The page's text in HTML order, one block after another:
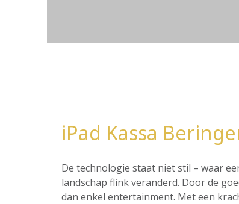
iPad Kassa
De technologie staat niet stil – waar
landschap flink veranderd. Door de
dan enkel entertainment. Met een